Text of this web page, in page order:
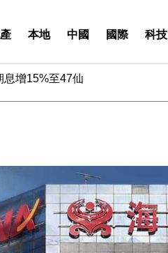
本地 中國 國際 科技
增15%至47仙
期 貿易順差達1125億美元
斥6.28萬億日圓干預創新高
彈藥庫存緊張
注未上市公司
增15%至47仙